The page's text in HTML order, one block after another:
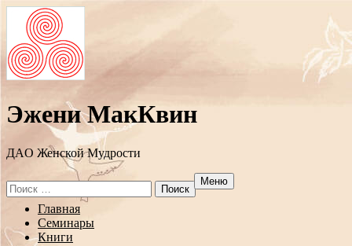
Эжени МакКвин
ДAO Женской Мудрости
Search
for:
Меню
Перейти
содержанию
Главная
Семинары
Книги